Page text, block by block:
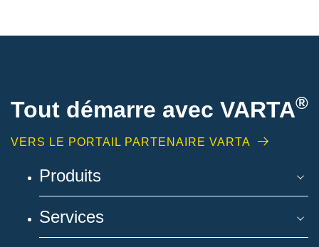
Tout démarre avec VARTA®
VERS LE PORTAIL PARTENAIRE VARTA
Produits
Services